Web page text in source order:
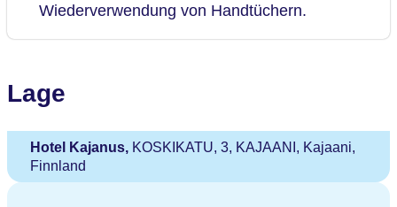
Wiederverwendung von Handtüchern.
Lage
Hotel Kajanus, KOSKIKATU, 3, KAJAANI, Kajaani,
Finnland